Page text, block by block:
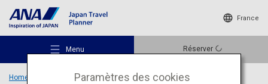
France
Menu Réserver
Home Idées de voyage
Fonctionnalités spéciales
Paramètres des cookies